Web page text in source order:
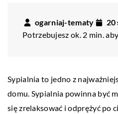
ogarniaj-tematy
20
Potrzebujesz ok. 2 min.
Sypialnia to jedno z
domu. Sypialnia powinna być
się zrelaksować i odprężyć po